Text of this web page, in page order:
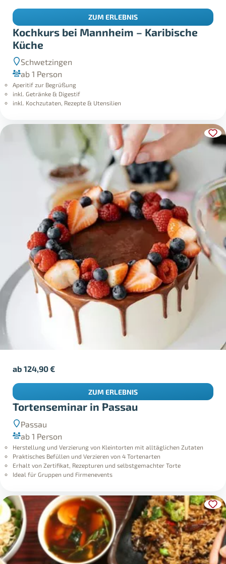
Kochkurs bei Mannheim – Karibische
Küche
Schwetzingen
ab 1 Person
Aperitif zur Begrüßung
inkl. Getränke & Digestif
inkl. Kochzutaten, Rezepte & Utensilien
ZUM ERLEBNIS
Tortenseminar in Passau
Passau
ab 1 Person
Herstellung und Verzierung von Kleintorten mit alltäglichen Zutaten
Praktisches Befüllen und Verzieren von 4 Tortenarten
Erhalt von Zertifikat, Rezepturen und selbstgemachter Torte
Ideal für Gruppen und Firmenevents
ab124,90€
ZUM ERLEBNIS